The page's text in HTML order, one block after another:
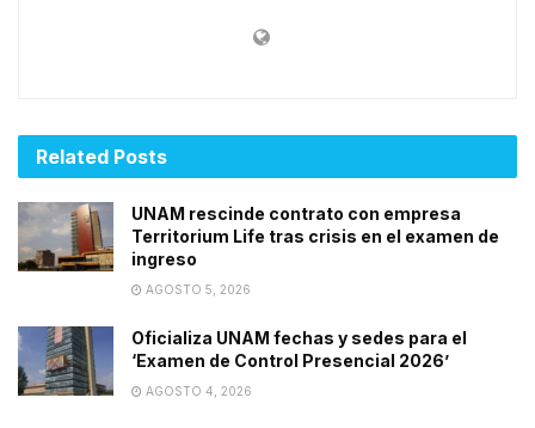
Related Posts
UNAM rescinde contrato con empresa
Territorium Life tras crisis en el examen de
ingreso
AGOSTO 5, 2026
Oficializa UNAM fechas y sedes para el
‘Examen de Control Presencial 2026’
AGOSTO 4, 2026